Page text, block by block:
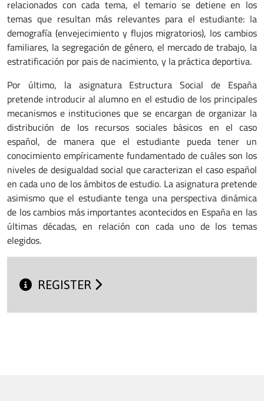
relacionados con cada tema, el temario se detiene en los
temas que resultan más relevantes para el estudiante: la
demografía (envejecimiento y flujos migratorios), los cambios
familiares, la segregación de género, el mercado de trabajo, la
estratificación por pais de nacimiento, y la práctica deportiva.
Por último, la asignatura Estructura Social de España
pretende introducir al alumno en el estudio de los principales
mecanismos e instituciones que se encargan de organizar la
distribución de los recursos sociales básicos en el caso
español, de manera que el estudiante pueda tener un
conocimiento empíricamente fundamentado de cuáles son los
niveles de desigualdad social que caracterizan el caso español
en cada uno de los ámbitos de estudio. La asignatura pretende
asimismo que el estudiante tenga una perspectiva dinámica
de los cambios más importantes acontecidos en España en las
últimas décadas, en relación con cada uno de los temas
elegidos.
REGISTER